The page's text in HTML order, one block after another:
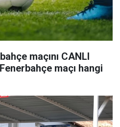
maçını CANLI
maçı hangi